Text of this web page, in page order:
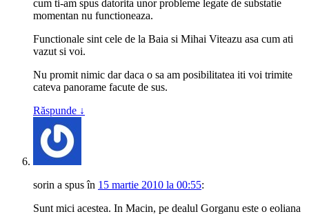
cum ti-am spus datorita unor probleme legate de substatie
momentan nu functioneaza.
Functionale sint cele de la Baia si Mihai Viteazu asa cum ati
vazut si voi.
Nu promit nimic dar daca o sa am posibilitatea iti voi trimite
cateva panorame facute de sus.
Răspunde ↓
sorin a spusîn 15 martie 2010 la 00:55:
Sunt mici acestea. In Macin, pe dealul Gorganu este o eoliana